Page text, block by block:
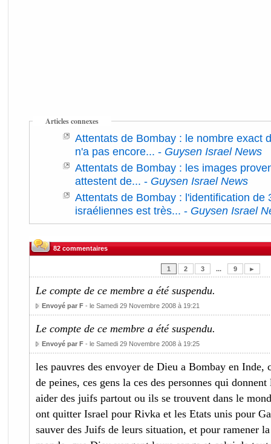
Articles connexes
Attentats de Bombay : le nombre exact
n'a pas encore... - Guysen Israel News
Attentats de Bombay : les images
attestent de... - Guysen Israel News
Attentats de Bombay : l'identification de
israéliennes est très... - Guysen Israel
82 commentaires
1 2 3 ... 9 ►
Le compte de ce membre a été suspendu.
Envoyé par F- le Samedi 29 Novembre 2008 à 19:21
Le compte de ce membre a été suspendu.
Envoyé par F- le Samedi 29 Novembre 2008 à 19:25
les pauvres des envoyer de Dieu a Bombay en Inde,
de peines, ces gens la ces des personnes qui
aider des juifs partout ou ils se trouvent dans le
ont quitter Israel pour Rivka et les Etats unis pour
sauver des Juifs de leurs situation, et pour ramener